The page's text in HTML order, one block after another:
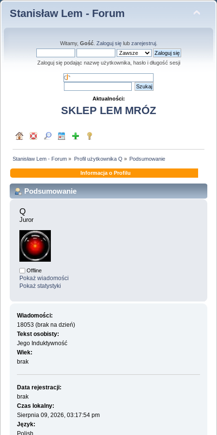
Stanisław Lem - Forum
Witamy, Gość. Zaloguj sięlub zarejestruj.
Zaloguj się podając nazwę użytkownika, hasło i długość sesji
Aktualności:
SKLEP LEM MRÓZ
Stanisław Lem - Forum » Profil użytkownika Q » Podsumowanie
Informacja o Profilu
Podsumowanie
Q
Juror
Offline
Pokaż wiadomości
Pokaż statystyki
Wiadomości:
18053 (brak na dzień)
Tekst osobisty:
Jego Induktywność
Wiek:
brak
Data rejestracji:
brak
Czas lokalny:
Sierpnia 09, 2026, 03:17:54 pm
Język:
Polish